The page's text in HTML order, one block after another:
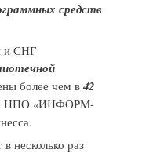
средств
и СНГ
более чем в 42
НПО «ИНФОРМ-
несколько раз